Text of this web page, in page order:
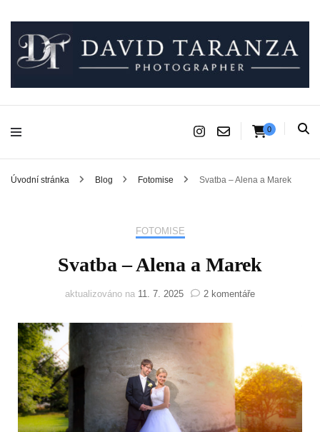
David Taranza
Fotograf pro chvíle, na kterých záleží.
0
Úvodní stránka Blog Fotomise Svatba – Alena a Marek
FOTOMISE
Svatba – Alena a Marek
aktualizováno na 11. 7. 2025 2 komentářeu
–
Alena
a
Marek